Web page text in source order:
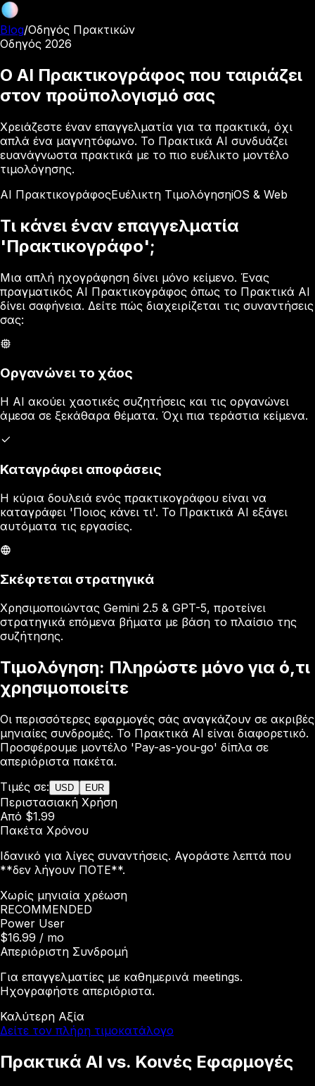
Blog/Οδηγός Πρακτικών
Οδηγός 2026
Ο AI Πρακτικογράφος που ταιριάζει
στον προϋπολογισμό σας
Χρειάζεστε έναν επαγγελματία για τα πρακτικά, όχι
απλά ένα μαγνητόφωνο. Το Πρακτικά AI συνδυάζει
ευανάγνωστα πρακτικά με το πιο ευέλικτο μοντέλο
τιμολόγησης.
AI ΠρακτικογράφοςΕυέλικτη ΤιμολόγησηiOS & Web
Τι κάνει έναν επαγγελματία
'Πρακτικογράφο';
Μια απλή ηχογράφηση δίνει μόνο κείμενο. Ένας
πραγματικός AI Πρακτικογράφος όπως το Πρακτικά AI
δίνει σαφήνεια. Δείτε πώς διαχειρίζεται τις συναντήσεις
σας:
Οργανώνει το χάος
Η AI ακούει χαοτικές συζητήσεις και τις οργανώνει
άμεσα σε ξεκάθαρα θέματα. Όχι πια τεράστια κείμενα.
Καταγράφει αποφάσεις
Η κύρια δουλειά ενός πρακτικογράφου είναι να
καταγράφει 'Ποιος κάνει τι'. Το Πρακτικά AI εξάγει
αυτόματα τις εργασίες.
Σκέφτεται στρατηγικά
Χρησιμοποιώντας Gemini 2.5 & GPT-5, προτείνει
στρατηγικά επόμενα βήματα με βάση το πλαίσιο της
συζήτησης.
Τιμολόγηση: Πληρώστε μόνο για ό,τι
χρησιμοποιείτε
Οι περισσότερες εφαρμογές σάς αναγκάζουν σε ακριβές
μηνιαίες συνδρομές. Το Πρακτικά AI είναι διαφορετικό.
Προσφέρουμε μοντέλο 'Pay-as-you-go' δίπλα σε
απεριόριστα πακέτα.
Τιμές σε:
USD EUR
Περιστασιακή Χρήση
Από $1.99
Πακέτα Χρόνου
Ιδανικό για λίγες συναντήσεις. Αγοράστε λεπτά που
**δεν λήγουν ΠΟΤΕ**.
Χωρίς μηνιαία χρέωση
RECOMMENDED
Power User
$16.99 / mo
Απεριόριστη Συνδρομή
Για επαγγελματίες με καθημερινά meetings.
Ηχογραφήστε απεριόριστα.
Καλύτερη Αξία
Δείτε τον πλήρη τιμοκατάλογο
Πρακτικά AI vs. Κοινές Εφαρμογές